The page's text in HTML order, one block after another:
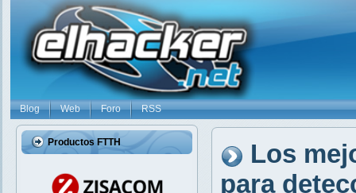
Blog Web Foro RSS
Productos FTTH
Los
para